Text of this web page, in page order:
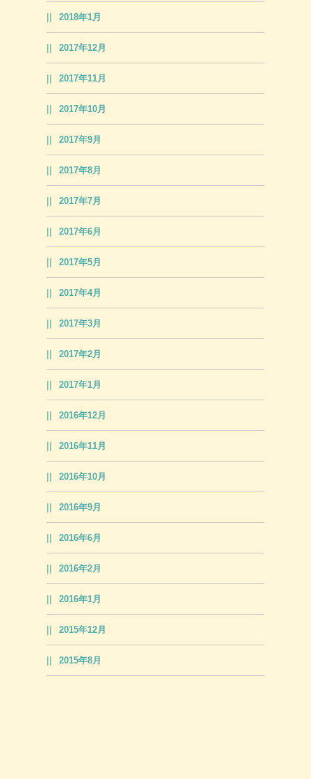
2018年1月
2017年12月
2017年11月
2017年10月
2017年9月
2017年8月
2017年7月
2017年6月
2017年5月
2017年4月
2017年3月
2017年2月
2017年1月
2016年12月
2016年11月
2016年10月
2016年9月
2016年6月
2016年2月
2016年1月
2015年12月
2015年8月